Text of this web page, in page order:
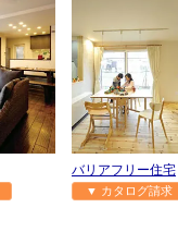
バリアフリー住宅
▼ カタログ請